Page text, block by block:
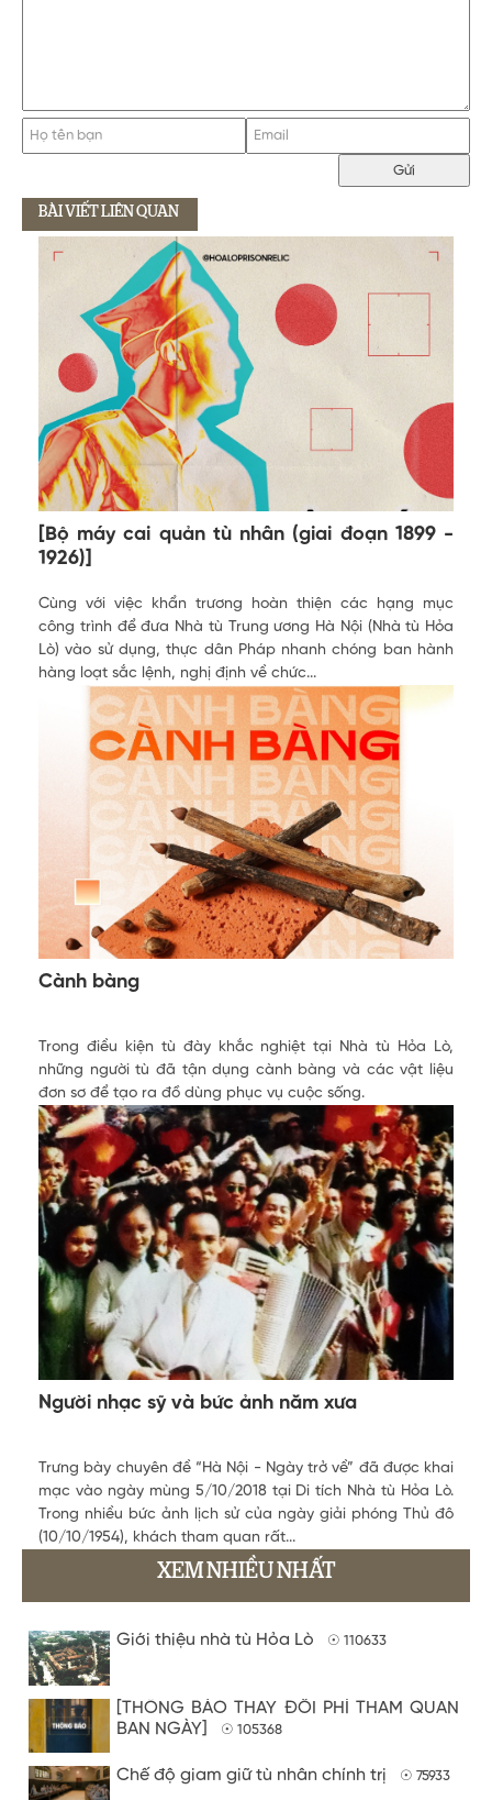
BÀI VIẾT LIÊN QUAN
[Bộ máy cai quản tù nhân (giai đoạn 1899 -
1926)]
Cùng với việc khẩn trương hoàn thiện các hạng mục
công trình để đưa Nhà tù Trung ương Hà Nội (Nhà tù Hỏa
Lò) vào sử dụng, thực dân Pháp nhanh chóng ban hành
hàng loạt sắc lệnh, nghị định về chức...
Cành bàng
Trong điều kiện tù đày khắc nghiệt tại Nhà tù Hỏa Lò,
những người tù đã tận dụng cành bàng và các vật liệu
đơn sơ để tạo ra đồ dùng phục vụ cuộc sống.
Người nhạc sỹ và bức ảnh năm xưa
Trưng bày chuyên đề “Hà Nội - Ngày trở về” đã được khai
mạc vào ngày mùng 5/10/2018 tại Di tích Nhà tù Hỏa Lò.
Trong nhiều bức ảnh lịch sử của ngày giải phóng Thủ đô
(10/10/1954), khách tham quan rất...
XEM NHIỀU NHẤT
Giới thiệu nhà tù Hỏa Lò ☉ 110633
[THÔNG BÁO THAY ĐỔI PHÍ THAM QUAN
BAN NGÀY]
☉ 105368
Chế độ giam giữ tù nhân chính trị ☉ 75933